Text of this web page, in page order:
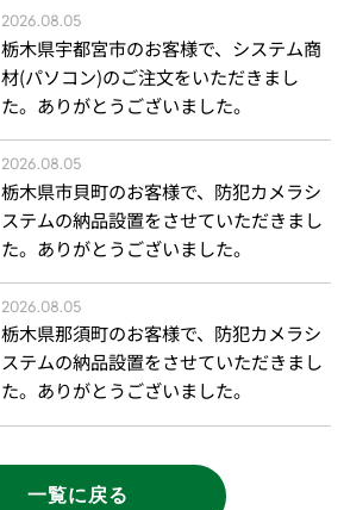
2026.08.05
栃木県宇都宮市のお客様で、システム商
材(パソコン)のご注文をいただきまし
た。ありがとうございました。
2026.08.05
栃木県市貝町のお客様で、防犯カメラシ
ステムの納品設置をさせていただきまし
た。ありがとうございました。
2026.08.05
栃木県那須町のお客様で、防犯カメラシ
ステムの納品設置をさせていただきまし
た。ありがとうございました。
一覧に戻る